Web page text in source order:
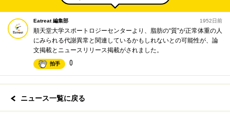
Eatreat 編集部 1952日前
順天堂大学スポートロジーセンターより、脂肪の“質”が正常体重の人
にみられる代謝異常と関連しているかもしれないとの可能性が、論
文掲載とニュースリリース掲載がされました。
拍手 0
ニュース一覧に戻る